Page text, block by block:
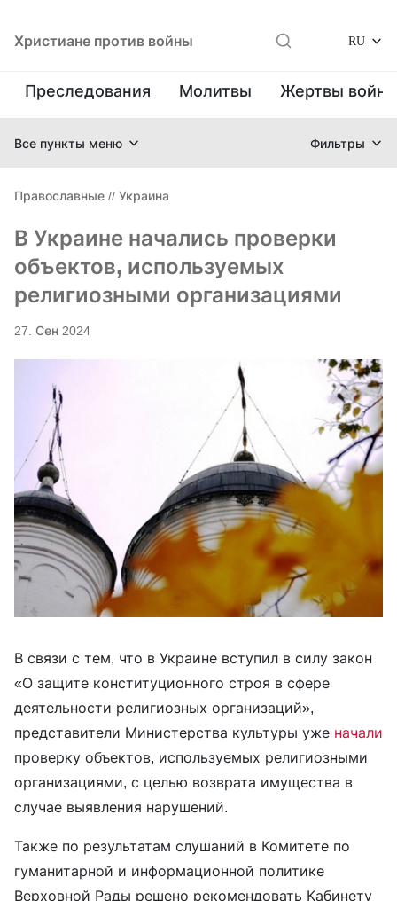
Христиане против войны RU
Преследования Молитвы Жертвы
Все пункты меню Фильтры
Православные // Украина
В Украине начались проверки
объектов, используемых
религиозными организациями
27. Сен 2024
В связи с тем, что в Украине вступил в силу закон
«О защите конституционного строя в сфере
деятельности религиозных организаций»,
представители Министерства культуры уже начали
проверку объектов, используемых религиозными
организациями, с целью возврата имущества в
случае выявления нарушений.
Также по результатам слушаний в Комитете по
гуманитарной и информационной политике
Верховной Рады решено рекомендовать Кабинету